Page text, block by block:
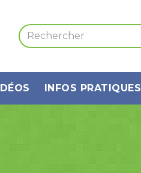
INFOS PRATIQUES